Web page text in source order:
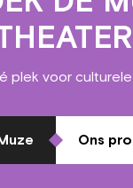
plek voor
Ons